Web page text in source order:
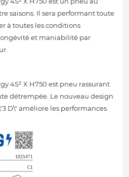
saisons. Il sera performant toute
à toutes les conditions
et maniabilité par
4S² X H750 est pneu rassurant
détrempée. Le nouveau design
D\" améliore les performances